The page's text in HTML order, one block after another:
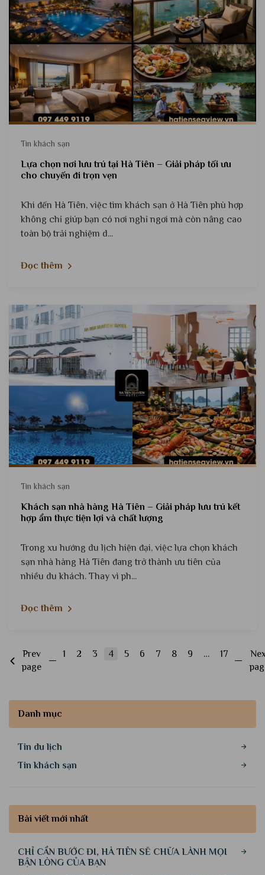
Tin khách sạn
Lựa chọn nơi lưu trú tại Hà Tiên – Giải pháp tối ưu
cho chuyến đi trọn vẹn
Khi đến Hà Tiên, việc tìm khách sạn ở Hà Tiên phù hợp
không chỉ giúp bạn có nơi nghỉ ngơi mà còn nâng cao
toàn bộ trải nghiệm d...
Đọc thêm
Tin khách sạn
Khách sạn nhà hàng Hà Tiên – Giải pháp lưu trú kết
hợp ẩm thực tiện lợi và chất lượng
Trong xu hướng du lịch hiện đại, việc lựa chọn khách
sạn nhà hàng Hà Tiên đang trở thành ưu tiên của
nhiều du khách. Thay vì ph...
Đọc thêm
Prev
page
1 2 3 4 5 6 7 8 9 … 17
Danh mục
Tin du lịch
Tin khách sạn
Bài viết mới nhất
CHỈ CẦN BƯỚC ĐI, HÀ TIÊN SẼ CHỮA LÀNH MỌI
BẬN LÒNG CỦA BẠN